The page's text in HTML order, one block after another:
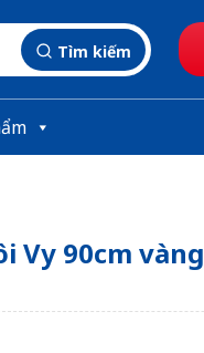
Tìm kiếm
Vy 90cm vàng